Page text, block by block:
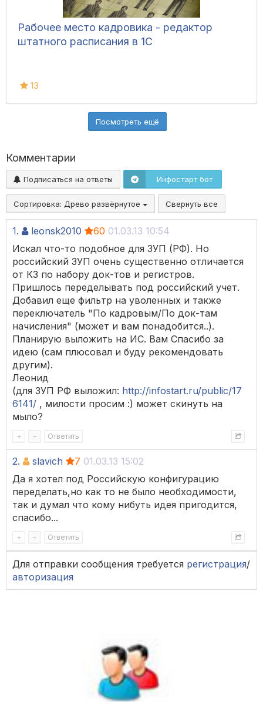
Рабочее место кадровика - редактор
штатного расписания в 1С
13
Посмотреть ещё
Комментарии
Подписаться на ответы Инфостарт бот
Сортировка: Древо развёрнутое Свернуть все
1. leonsk2010 60 01.03.13 10:54
Искал что-то подобное для ЗУП (РФ). Но
российский ЗУП очень существенно отличается
от КЗ по набору док-тов и регистров.
Пришлось переделывать под российский учет.
Добавил еще фильтр на уволенных и также
переключатель "По кадровым/По док-там
начисления" (может и вам понадобится..).
Планирую выложить на ИС. Вам Спасибо за
идею (сам плюсовал и буду рекомендовать
другим).
Леонид
(для ЗУП РФ выложил: http://infostart.ru/public/17
6141/ , милости просим :) может скинуть на
мыло?
+ – Ответить
2. slavich 7 01.03.13 15:02
Да я хотел под Российскую конфигурацию
переделать,но как то не было необходимости,
так и думал что кому нибуть идея пригодится,
спасибо...
+ – Ответить
Для отправки сообщения требуется регистрация/
авторизация